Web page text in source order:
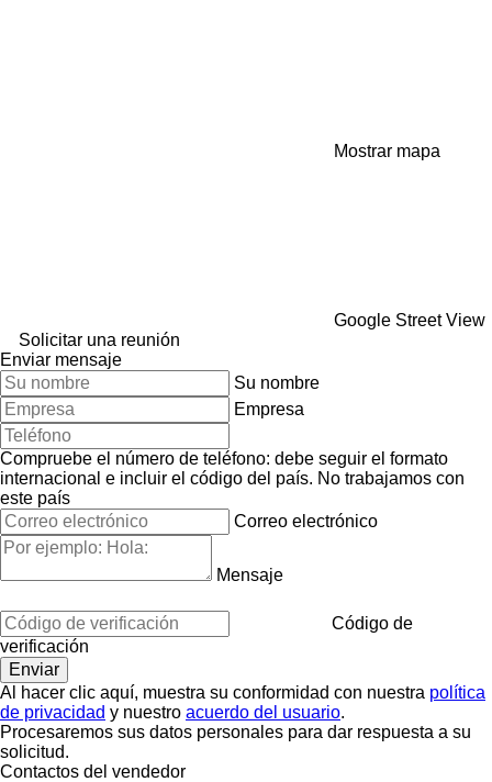
Mostrar mapa
Google Street View
Solicitar una reunión
Enviar mensaje
Su nombre
Empresa
Compruebe el número de teléfono: debe seguir el formato
internacional e incluir el código del país. No trabajamos con
este país
Correo electrónico
Mensaje
Código de
verificación
Al hacer clic aquí, muestra su conformidad con nuestra política
de privacidad y nuestro acuerdo del usuario.
Procesaremos sus datos personales para dar respuesta a su
solicitud.
Contactos del vendedor